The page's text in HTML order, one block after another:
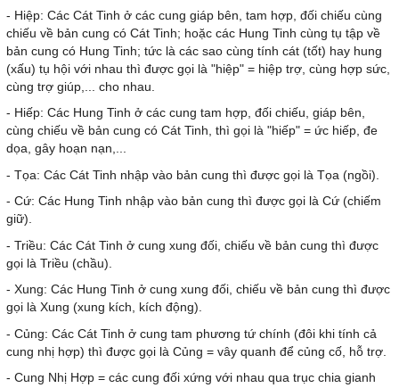
- Hiệp: Các Cát Tinh ở các cung giáp bên, tam hợp, đối chiếu cùng
chiếu về bản cung có Cát Tinh; hoặc các Hung Tinh cùng tụ tập về
bản cung có Hung Tinh; tức là các sao cùng tính cát (tốt) hay hung
(xấu) tụ hội với nhau thì được gọi là "hiệp" = hiệp trợ, cùng hợp sức,
cùng trợ giúp,... cho nhau.
- Hiếp: Các Hung Tinh ở các cung tam hợp, đối chiếu, giáp bên,
cùng chiếu về bản cung có Cát Tinh, thì gọi là "hiếp" = ức hiếp, đe
dọa, gây hoạn nạn,...
- Tọa: Các Cát Tinh nhập vào bản cung thì được gọi là Tọa (ngồi).
- Cứ: Các Hung Tinh nhập vào bản cung thì được gọi là Cứ (chiếm
giữ).
- Triều: Các Cát Tinh ở cung xung đối, chiếu về bản cung thì được
gọi là Triều (chầu).
- Xung: Các Hung Tinh ở cung xung đối, chiếu về bản cung thì được
gọi là Xung (xung kích, kích động).
- Củng: Các Cát Tinh ở cung tam phương tứ chính (đôi khi tính cả
cung nhị hợp) thì được gọi là Củng = vây quanh để củng cố, hỗ trợ.
- Cung Nhị Hợp = các cung đối xứng với nhau qua trục chia gianh